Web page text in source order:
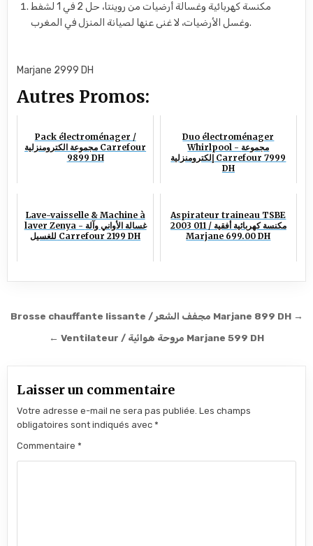
مكنسة كهربائية وغسالة أرضيات من روينتا، حل 2 في 1 لشفط
وغسل الأرضيات، لا غنى عنها لصيانة المنزل في المغرب.
Marjane 2999 DH
Autres Promos:
Pack électroménager /
مجموعة الكترومنزلية Carrefour
9899 DH
Duo électroménager
Whirlpool - مجموعة
إلكترومنزلية Carrefour 7999
DH
Lave-vaisselle & Machine à
laver Zenya - غسالة الأواني وآلة
للغسيل Carrefour 2199 DH
Aspirateur traineau TSBE
2003 011 / مكنسة كهربائية أفقية
Marjane 699.00 DH
Navigation de l’articleBrosse chauffante lissante / مجفف الشعر Marjane 899 DH →
← Ventilateur / مروحة هوائية Marjane 599 DH
Laisser un commentaire
Votre adresse e-mail ne sera pas publiée. Les champs
obligatoires sont indiqués avec*
Commentaire*